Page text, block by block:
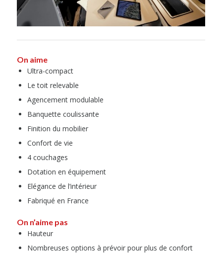
On aime
Ultra-compact
Le toit relevable
Agencement modulable
Banquette coulissante
Finition du mobilier
Confort de vie
4 couchages
Dotation en équipement
Elégance de l’intérieur
Fabriqué en France
On n’aime pas
Hauteur
Nombreuses options à prévoir pour plus de confort